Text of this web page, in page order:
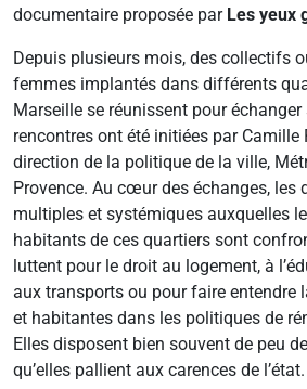
documentaire proposée parLes yeux
Depuis plusieurs mois, des collectifs
femmes implantés dans différents
Marseille se réunissent pour
rencontres ont été initiées par Camille
direction de la politique de la ville,
Provence. Au cœur des échanges, les
multiples et systémiques auxquelles
habitants de ces quartiers sont
luttent pour le droit au logement, à
aux transports ou pour faire entendre
et habitantes dans les politiques de
Elles disposent bien souvent de peu
qu’elles pallient aux carences de